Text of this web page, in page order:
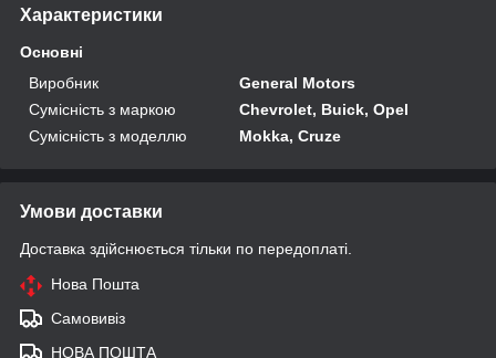
Характеристики
Основні
Виробник
General Motors
Сумісність з маркою
Chevrolet, Buick, Opel
Сумісність з моделлю
Mokka, Cruze
Умови доставки
Доставка здійснюється тільки по передоплаті.
Нова Пошта
Самовивіз
НОВА ПОШТА